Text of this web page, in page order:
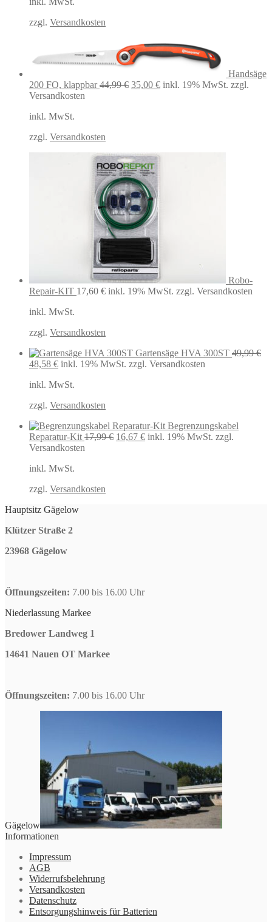
war:
zzgl. Versandkosten
Handsäge
200 FO, klappbar 44,99€ Ursprünglicher
35,00 €Aktueller
inkl. 19% MwSt. zzgl.
Versandkosten
inkl. MwSt.
zzgl. Versandkosten
Robo-
Repair-KIT 17,60 € inkl. 19% MwSt. zzgl. Versandkosten
inkl. MwSt.
zzgl. Versandkosten
Gartensäge HVA 300ST 49,99€
Ursprünglicher
war:
48,58 €Aktueller
ist:
inkl. 19% MwSt. zzgl. Versandkosten
inkl. MwSt.
zzgl. Versandkosten
Begrenzungskabel
Reparatur-Kit 17,99€ Ursprünglicher
16,67 €Aktueller
inkl. 19% MwSt. zzgl.
Versandkosten
inkl. MwSt.
zzgl. Versandkosten
Hauptsitz Gägelow
Klützer Straße 2
23968 Gägelow
Öffnungszeiten: 7.00 bis 16.00 Uhr
Niederlassung Markee
Bredower Landweg 1
14641 Nauen OT Markee
Öffnungszeiten: 7.00 bis 16.00 Uhr
Gägelow
Informationen
Impressum
AGB
Widerrufsbelehrung
Versandkosten
Datenschutz
Entsorgungshinweis für Batterien